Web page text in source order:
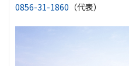
0856-31-1860 （代表）